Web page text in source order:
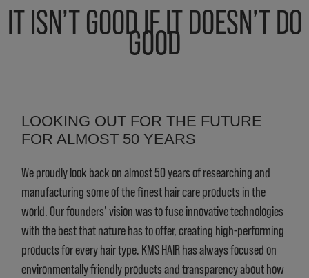
IT ISN’T GOOD IF IT DOESN’T DO
GOOD
LOOKING OUT FOR THE FUTURE
FOR ALMOST 50 YEARS
We proudly look back on almost 50 years of researching and
manufacturing some of the finest hair care products in the
world. Our founders’ vision was to fuse innovative technologies
with the best that nature has to offer, creating high-performing
products for every hair type. KMS HAIR has always focused on
environmentally friendly products and transparency about how